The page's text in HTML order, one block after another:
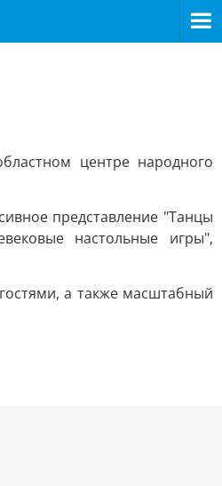
центре народного
представление "Танцы
настольные игры",
а также масштабный